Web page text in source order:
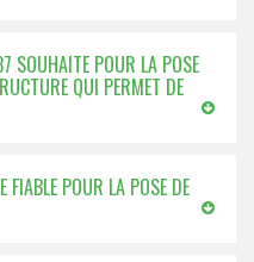
SOUHAITE POUR LA POSE
QUI PERMET DE
FIABLE POUR LA POSE DE